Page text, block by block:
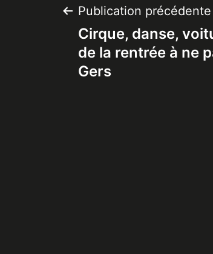
Navigation
de
Publication précédente
Cirque, danse,
de la rentrée à ne
Gers